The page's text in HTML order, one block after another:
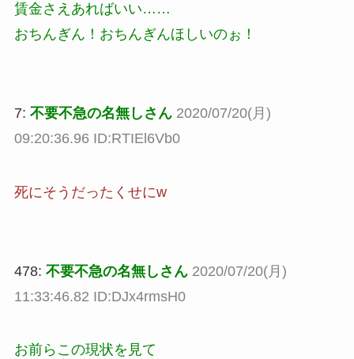
賃金さえあればいい……
おちんぎん！おちんぎんほしいのぉ！
7: 不要不急の名無しさん 2020/07/20(月)
09:20:36.96 ID:RTIEl6Vb0
死にそうだったくせにw
478: 不要不急の名無しさん 2020/07/20(月)
11:33:46.82 ID:DJx4rmsH0
お前らこの現状を見て